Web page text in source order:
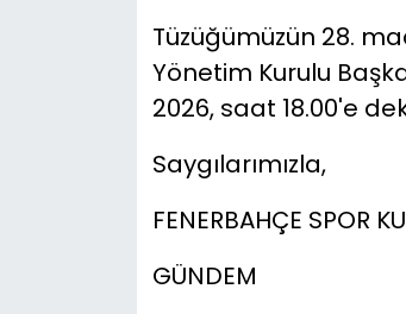
Tüzüğümüzün 28.
Yönetim Kurulu
2026, saat 18.00'e
Saygılarımızla,
FENERBAHÇE SPOR
GÜNDEM